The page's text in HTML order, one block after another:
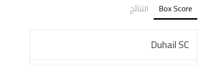
Box Score النتائج
Duhail SC